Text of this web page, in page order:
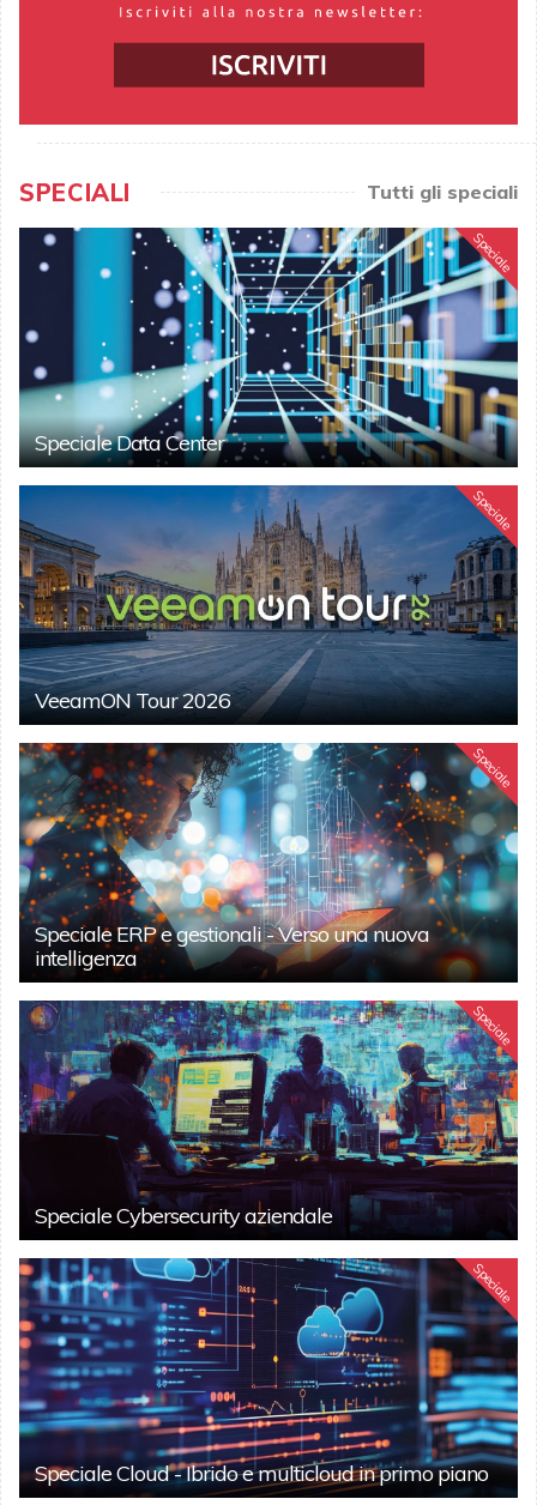
SPECIALI Tutti gli speciali
Speciale
Speciale Data Center
Speciale
VeeamON Tour 2026
Speciale
Speciale ERP e gestionali - Verso una nuova
intelligenza
Speciale
Speciale Cybersecurity aziendale
Speciale
Speciale Cloud - Ibrido e multicloud in primo piano